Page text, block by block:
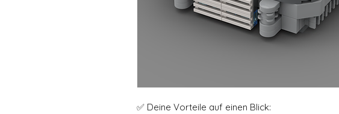
✅ Deine Vorteile auf einen Blick: